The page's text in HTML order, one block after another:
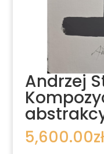
Andrzej
5,600.00zł